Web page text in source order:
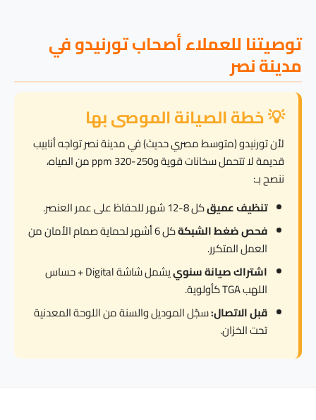
توصيتنا للعملاء أصحاب تورنيدو في
مدينة نصر
💡 خطة الصيانة الموصى بها
لأن تورنيدو (متوسط مصري حديث) في مدينة نصر تواجه أنابيب
قديمة لا تتحمل سخانات قوية و250-320 ppm من المياه،
ننصح بـ:
تنظيف عميقكل 8-12 شهر للحفاظ على عمر العنصر.
فحص ضغط الشبكة
كل 6 أشهر لحماية صمام الأمان من
العمل المتكرر.
اشتراك صيانة سنوي
يشمل شاشة Digital + حساس
اللهب TGA كأولوية.
قبل الاتصال:سجّل الموديل والسنة من اللوحة المعدنية
تحت الخزان.